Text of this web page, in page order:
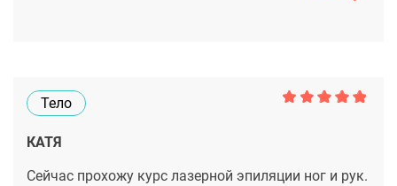
Тело
КАТЯ
Сейчас прохожу курс лазерной эпиляции ног и рук.